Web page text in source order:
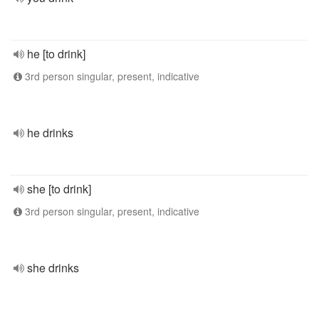
he [to drink]
3rd person singular, present, indicative
he drinks
she [to drink]
3rd person singular, present, indicative
she drinks